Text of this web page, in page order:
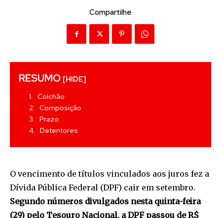
Compartilhe
RESUMO [HIDE]
Colchão
Composição
Prazo
Detentores
O vencimento de títulos vinculados aos juros fez a
Dívida Pública Federal (DPF) cair em setembro.
Segundo números divulgados nesta quinta-feira
(29) pelo Tesouro Nacional, a DPF passou de R$